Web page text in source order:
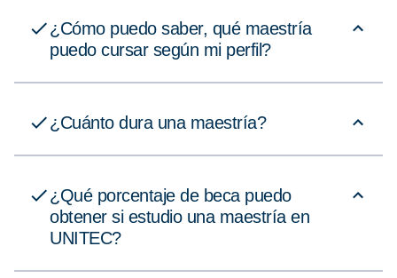
¿Cómo puedo saber, qué maestría
puedo cursar según mi perfil?
¿Cuánto dura una maestría?
¿Qué porcentaje de beca puedo
obtener si estudio una maestría en
UNITEC?